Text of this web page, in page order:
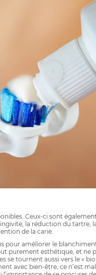
Ceux-ci sont
la réduction du tartre,
de la carie.
pour améliorer le
purement esthétique, et ne
se tournent aussi vers le «
avec bien-être, ce n’est